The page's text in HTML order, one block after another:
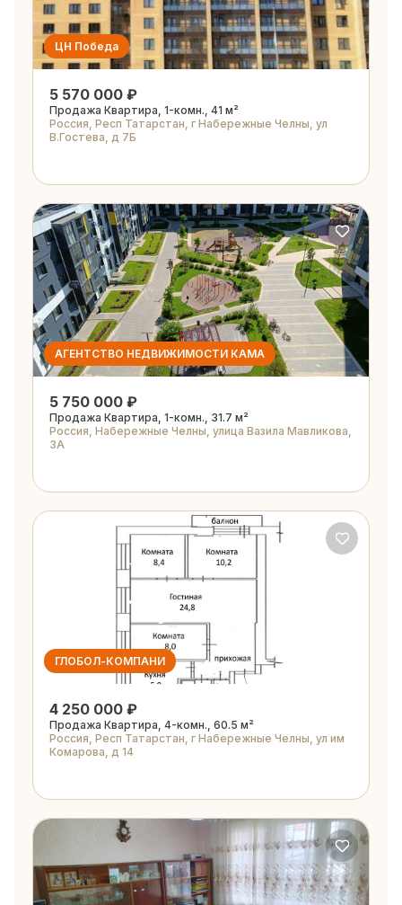
ЦН Победа
5 570 000 ₽
Продажа Квартира, 1-комн., 41 м²
Россия, Респ Татарстан, г Набережные Челны, ул
В.Гостева, д 7Б
АГЕНТСТВО НЕДВИЖИМОСТИ КАМА
5 750 000 ₽
Продажа Квартира, 1-комн., 31.7 м²
Россия, Набережные Челны, улица Вазила Мавликова,
3А
ГЛОБОЛ-КОМПАНИ
4 250 000 ₽
Продажа Квартира, 4-комн., 60.5 м²
Россия, Респ Татарстан, г Набережные Челны, ул им
Комарова, д 14